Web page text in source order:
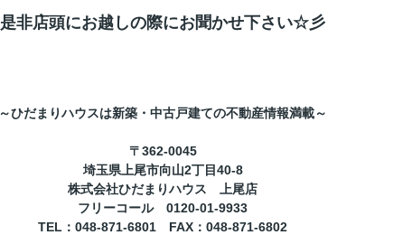
是非店頭にお越しの際にお聞かせ下さい☆彡
～ひだまりハウスは新築・中古戸建ての不動産情報満載～
〒362-0045
埼玉県上尾市向山2丁目40-8
株式会社ひだまりハウス 上尾店
フリーコール 0120-01-9933
TEL ：048-871-6801 FAX ： 048-871-6802